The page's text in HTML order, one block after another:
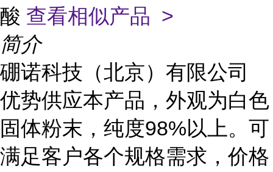
酸 查看相似产品 >
简介
硼诺科技（北京）有限公司
优势供应本产品，外观为白色
固体粉末，纯度98%以上。可
满足客户各个规格需求，价格